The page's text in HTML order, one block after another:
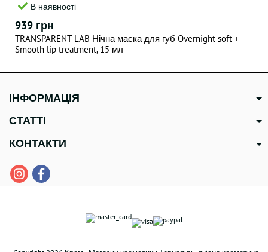
В наявності
939 грн
TRANSPARENT-LAB Нічна маска для губ Overnight soft +
Smooth lip treatment, 15 мл
ІНФОРМАЦІЯ
СТАТТІ
КОНТАКТИ